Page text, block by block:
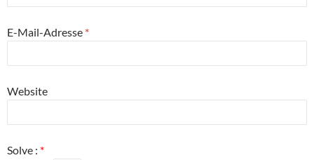
E-Mail-Adresse *
Website
Solve : *